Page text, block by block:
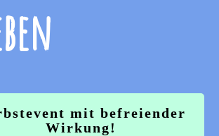
mit befreiender
Wirkung!